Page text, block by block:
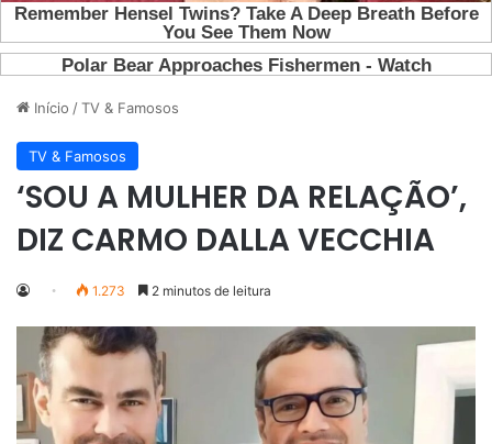
Início /TV & Famosos
TV & Famosos
‘SOU A MULHER DA RELAÇÃO’,
DIZ CARMO DALLA VECCHIA
1.273 2 minutos de leitura